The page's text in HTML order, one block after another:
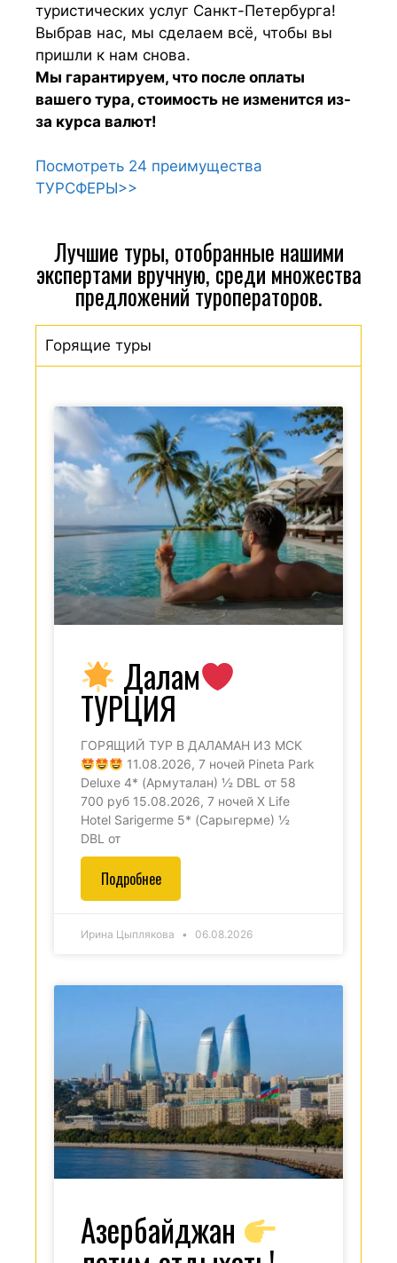
туристических услуг Санкт-Петербурга!
Выбрав нас, мы сделаем всё, чтобы вы
пришли к нам снова.
Мы гарантируем, что после оплаты
вашего тура, стоимость не изменится из-
за курса валют!
Посмотреть 24 преимущества
ТУРСФЕРЫ>>
Лучшие туры, отобранные нашими
экспертами вручную, среди множества
предложений туроператоров.
Горящие туры
Далам
ТУРЦИЯ
ГОРЯЩИЙ ТУР В ДАЛАМАН ИЗ МСК
11.08.2026, 7 ночей Pineta Park
Deluxe 4* (Армуталан) ½ DBL от 58
700 руб 15.08.2026, 7 ночей X Life
Hotel Sarigerme 5* (Сарыгерме) ½
DBL от
Подробнее
Ирина Цыплякова 06.08.2026
Азербайджан